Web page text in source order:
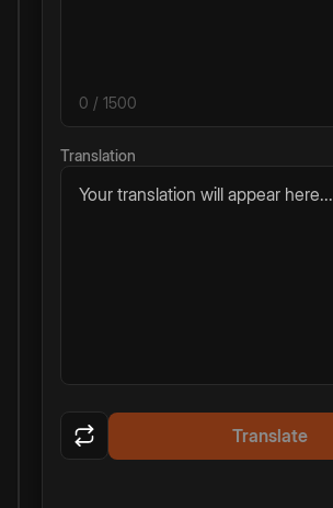
0 / 1500
Translation
Your translation will appear here...
Translate